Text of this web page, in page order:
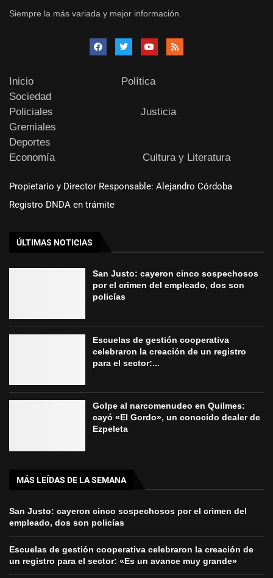
Siempre la más variada y mejor información.
Inicio
Política
Sociedad
Policiales
Justicia
Gremiales
Deportes
Economía
Cultura y Literatura
Propietario y Director Responsable: Alejandro Córdoba
Registro DNDA en trámite
ÚLTIMAS NOTICIAS
San Justo: cayeron cinco sospechosos
por el crimen del empleado, dos son
policías
Escuelas de gestión cooperativa
celebraron la creación de un registro
para el sector:...
Golpe al narcomenudeo en Quilmes:
cayó «El Gordo», un conocido dealer de
Ezpeleta
MÁS LEÍDAS DE LA SEMANA
San Justo: cayeron cinco sospechosos por el crimen del
empleado, dos son policías
Escuelas de gestión cooperativa celebraron la creación de
un registro para el sector: «Es un avance muy grande»